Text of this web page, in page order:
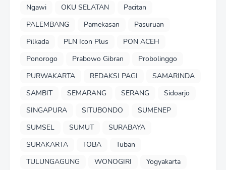
Ngawi
OKU SELATAN
Pacitan
PALEMBANG
Pamekasan
Pasuruan
Pilkada
PLN Icon Plus
PON ACEH
Ponorogo
Prabowo Gibran
Probolinggo
PURWAKARTA
REDAKSI PAGI
SAMARINDA
SAMBIT
SEMARANG SERANG
Sidoarjo
SINGAPURA
SITUBONDO
SUMENEP
SUMSEL
SUMUT
SURABAYA
SURAKARTA
TOBA
Tuban
TULUNGAGUNG
WONOGIRI Yogyakarta